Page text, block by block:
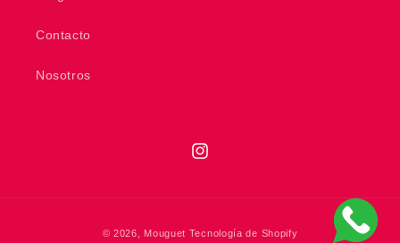
Contacto
Nosotros
Instagram
© 2026, Mouguet Tecnología de Shopify